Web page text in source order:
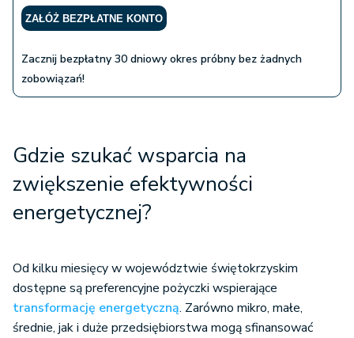
ZAŁÓŻ BEZPŁATNE KONTO
Zacznij bezpłatny 30 dniowy okres próbny bez żadnych
zobowiązań!
Gdzie szukać wsparcia na
zwiększenie efektywności
energetycznej?
Od kilku miesięcy w województwie świętokrzyskim
dostępne są preferencyjne pożyczki wspierające
transformację energetyczną. Zarówno mikro, małe,
średnie, jak i duże przedsiębiorstwa mogą sfinansować